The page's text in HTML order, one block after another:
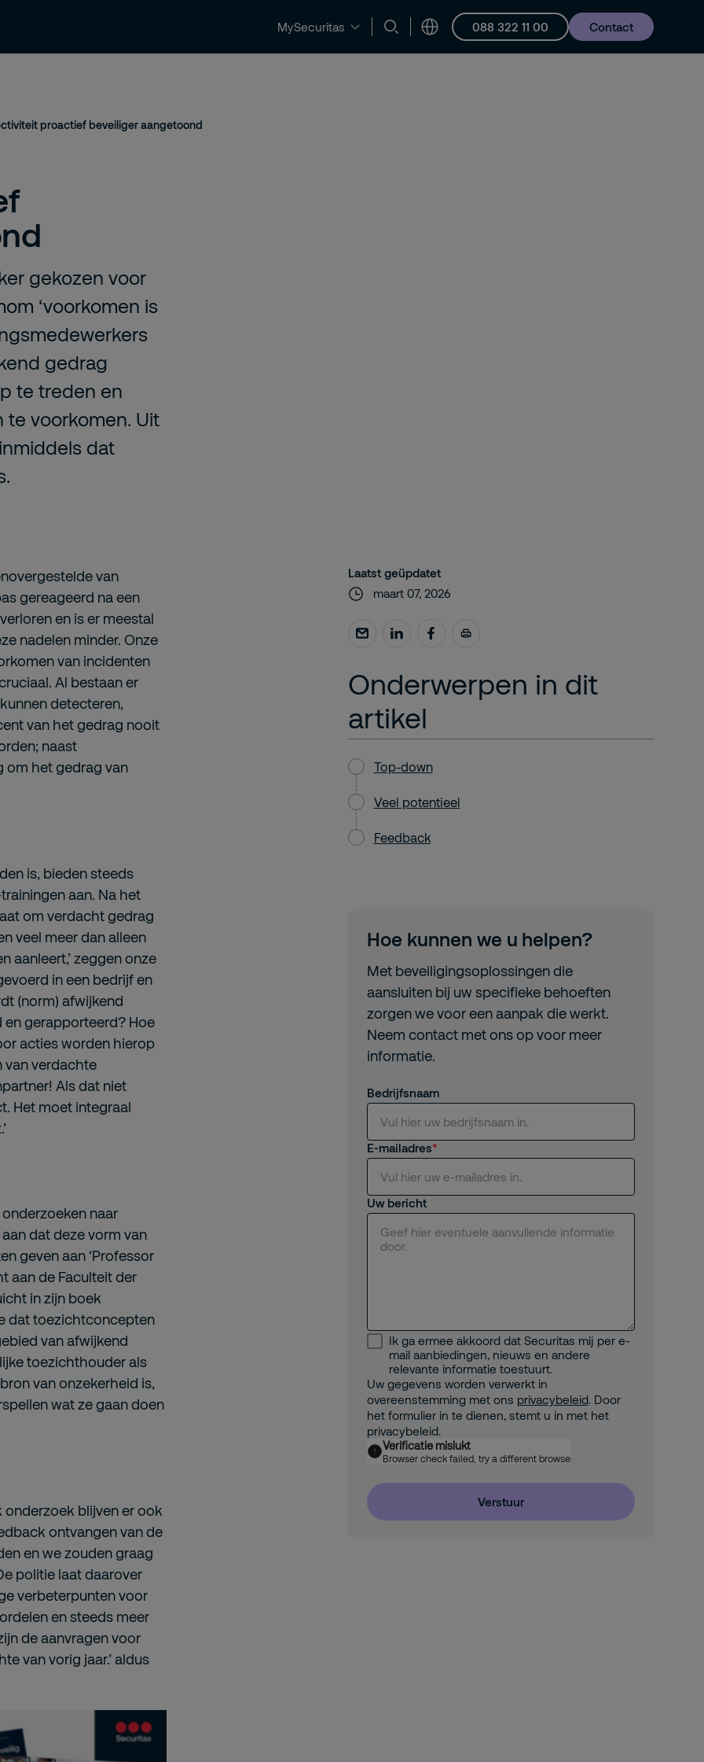
MySecuritas 088 322 11 00 Contact
Beveiligingstrends & nieuws Contact en ondersteuning Vacatures
proactief beveiliger aangetoond
gekozen voor
‘voorkomen is
gedrag
te treden en
voorkomen. Uit
dat
van
gereageerd na een
en is er meestal
nadelen minder. Onze
van incidenten
Al bestaan er
detecteren,
van het gedrag nooit
naast
om het gedrag van
is, bieden steeds
aan. Na het
om verdacht gedrag
veel meer dan alleen
aanleert,’ zeggen onze
in een bedrijf en
(norm) afwijkend
gerapporteerd? Hoe
acties worden hierop
van verdachte
Als dat niet
Het moet integraal
naar
dat deze vorm van
geven aan ‘Professor
aan de Faculteit der
in zijn boek
dat toezichtconcepten
van afwijkend
toezichthouder als
van onzekerheid is,
wat ze gaan doen
blijven er ook
ontvangen van de
en we zouden graag
politie laat daarover
verbeterpunten voor
en steeds meer
de aanvragen voor
van vorig jaar.’ aldus
Laatst geüpdatet
maart 07, 2026
Onderwerpen in dit
artikel
Top-down
Veel potentieel
Feedback
Hoe kunnen we u helpen?
Met beveiligingsoplossingen die
aansluiten bij uw specifieke behoeften
zorgen we voor een aanpak die werkt.
Neem contact met ons op voor meer
informatie.
Bedrijfsnaam
E-mailadres
Uw bericht
Ik ga ermee akkoord dat Securitas mij per e-
mail aanbiedingen, nieuws en andere
relevante informatie toestuurt.
Uw gegevens worden verwerkt in
overeenstemming met ons privacybeleid. Door
het formulier in te dienen, stemt u in met het
privacybeleid.
Verificatie mislukt
Browser check failed, try a different browser
Verstuur